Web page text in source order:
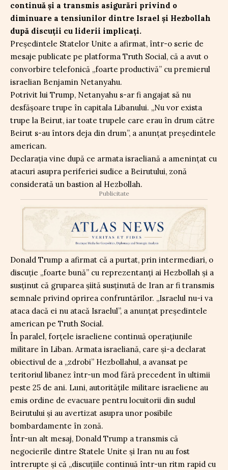
continuă și a transmis asigurări privind o
diminuare a tensiunilor dintre Israel și Hezbollah
după discuții cu liderii implicați.
Președintele Statelor Unite a afirmat, într-o serie de
mesaje publicate pe platforma Truth Social, că a avut o
convorbire telefonică „foarte productivă” cu premierul
israelian Benjamin Netanyahu.
Potrivit lui Trump, Netanyahu s-ar fi angajat să nu
desfășoare trupe în capitala Libanului. „Nu vor exista
trupe la Beirut, iar toate trupele care erau în drum către
Beirut s-au întors deja din drum”, a anunțat președintele
american.
Declarația vine după ce armata israeliană a amenințat cu
atacuri asupra periferiei sudice a Beirutului, zonă
considerată un bastion al Hezbollah.
Publicitate
Donald Trump a afirmat că a purtat, prin intermediari, o
discuție „foarte bună” cu reprezentanți ai Hezbollah și a
susținut că gruparea șiită susținută de Iran ar fi transmis
semnale privind oprirea confruntărilor. „Israelul nu-i va
ataca dacă ei nu atacă Israelul”, a anunțat președintele
american pe Truth Social.
În paralel, forțele israeliene continuă operațiunile
militare în Liban. Armata israeliană, care și-a declarat
obiectivul de a „zdrobi” Hezbollahul, a avansat pe
teritoriul libanez într-un mod fără precedent în ultimii
peste 25 de ani. Luni, autoritățile militare israeliene au
emis ordine de evacuare pentru locuitorii din sudul
Beirutului și au avertizat asupra unor posibile
bombardamente în zonă.
Într-un alt mesaj, Donald Trump a transmis că
negocierile dintre Statele Unite și Iran nu au fost
întrerupte și că „discuţiile continuă într-un ritm rapid cu